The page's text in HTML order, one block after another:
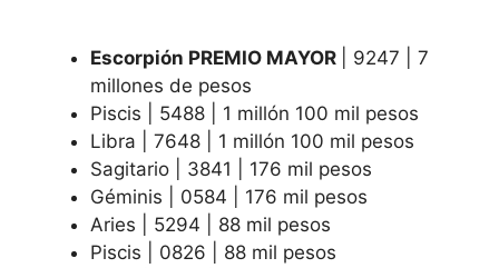
Escorpión PREMIO MAYOR
| 9247 | 7
millones de pesos
Piscis | 5488 | 1 millón 100 mil pesos
Libra | 7648 | 1 millón 100 mil pesos
Sagitario | 3841 | 176 mil pesos
Géminis | 0584 | 176 mil pesos
Aries | 5294 | 88 mil pesos
Piscis | 0826 | 88 mil pesos